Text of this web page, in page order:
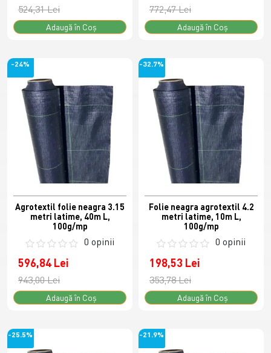
524,31 Lei
Adaugă în Coş
772,47 Lei
Adaugă în Coş
-24%
Agrotextil folie neagra 3.15
metri latime, 40m L,
100g/mp
0 opinii
596,84 Lei
943,00 Lei
Adaugă în Coş
-32.7%
Folie neagra agrotextil 4.2
metri latime, 10m L,
100g/mp
0 opinii
198,53 Lei
353,78 Lei
Adaugă în Coş
-25.5% -21.9%